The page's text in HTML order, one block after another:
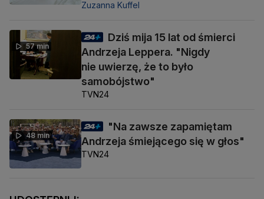
Zuzanna Kuffel
57 min
Dziś mija 15 lat od śmierci
Andrzeja Leppera. "Nigdy
nie uwierzę, że to było
samobójstwo"
TVN24
48 min
"Na zawsze zapamiętam
Andrzeja śmiejącego się w głos"
TVN24